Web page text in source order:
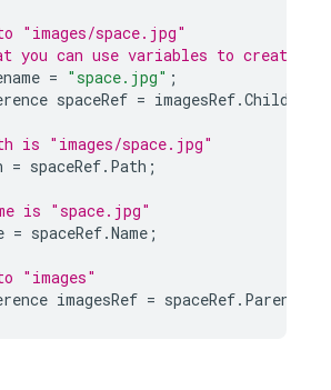
"images/space.jpg"
you can use variables to create
= "space.jpg" ;
spaceRef = imagesRef.Child
is "images/space.jpg"
= spaceRef. Path ;
is "space.jpg"
= spaceRef.Name ;
"images"
imagesRef = spaceRef. Parent